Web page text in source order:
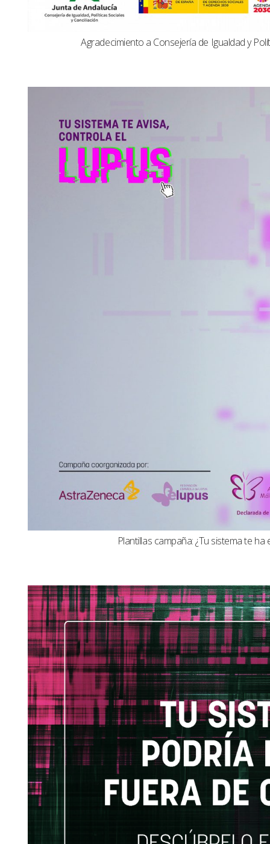
Agradecimiento a Consejería de Igualdad y
Plantillas campaña: ¿Tu sistema te